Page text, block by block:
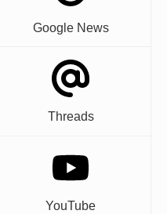
Google News
Threads
YouTube